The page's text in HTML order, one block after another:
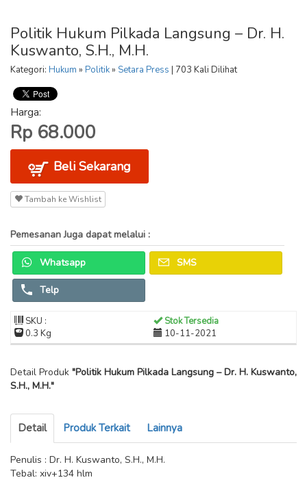
Politik Hukum Pilkada Langsung – Dr. H.
Kuswanto, S.H., M.H.
Kategori: Hukum » Politik» Setara Press | 703 Kali Dilihat
Harga:
Rp 68.000
Beli Sekarang
Tambah ke Wishlist
Pemesanan Juga dapat melalui :
Whatsapp SMS
Telp
SKU :
Stok Tersedia
0.3 Kg
10-11-2021
Detail Produk "Politik Hukum Pilkada Langsung – Dr. H. Kuswanto,
S.H., M.H."
Detail Produk Terkait Lainnya
Penulis : Dr. H. Kuswanto, S.H., M.H.
Tebal: xiv+134 hlm